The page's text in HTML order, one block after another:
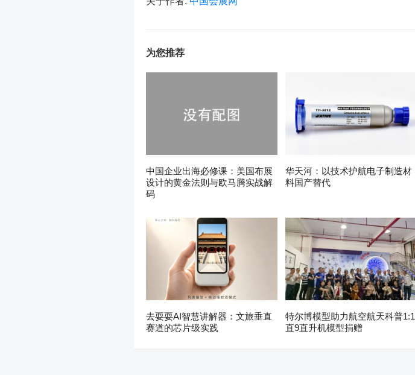
为您推荐
中国企业出海必修课：美国布展
设计的黄金法则与欧马腾实战解
码
华天河：以技术护航电子制造材
料国产替代
去耍耍AI智慧讲解器：文旅垂直
赛道的芯片级实践
特尔博模型助力航空航天科普1:1
直9直升机模型捐赠